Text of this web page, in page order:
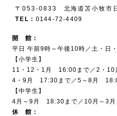
〒053-0833 北海道苫小牧市
TEL： 0144-72-4409
開 館：
平日 午前9時～午後10時／土・日
【小学生】
11・12・1月 16:00まで／2・
4・9月 17:30まで／5～8月
【中学生】
4月～9月 18:30まで／10月～3
休 館：